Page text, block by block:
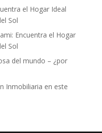
el Hogar Ideal
Sol
Encuentra el Hogar
Sol
del mundo – ¿por
Inmobiliaria en este